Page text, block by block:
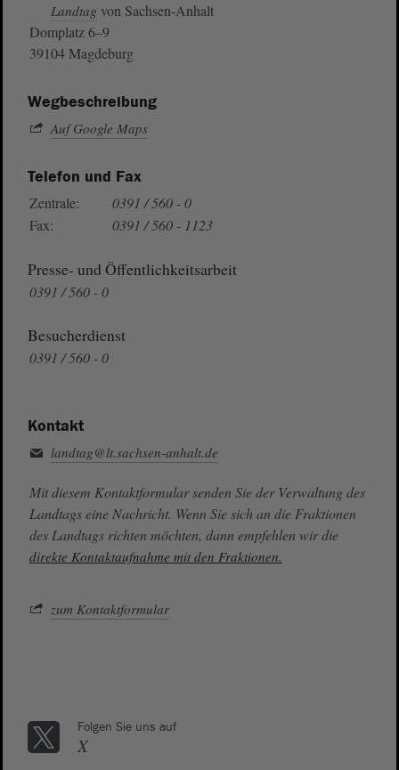
Landtag von Sachsen-Anhalt
Domplatz 6–9
39104 Magdeburg
Wegbeschreibung
Auf Google Maps
Telefon und Fax
Zentrale:
0391 / 560 - 0
Fax:
0391 / 560 - 1123
Presse- und Öffentlichkeitsarbeit
0391 / 560 - 0
Besucherdienst
0391 / 560 - 0
Kontakt
landtag@lt.sachsen-anhalt.de
Mit diesem Kontaktformular senden Sie der Verwaltung des
Landtags eine Nachricht. Wenn Sie sich an die Fraktionen
des Landtags richten möchten, dann empfehlen wir die
direkte Kontaktaufnahme mit den Fraktionen.
zum Kontaktformular
Folgen Sie uns auf
X